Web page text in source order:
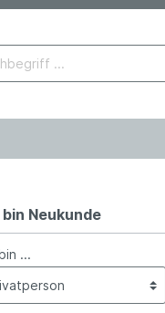
bin Neukunde
...